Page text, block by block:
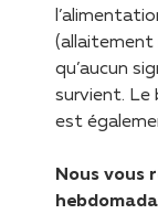
qu’aucun
survient.
est
Nous vous